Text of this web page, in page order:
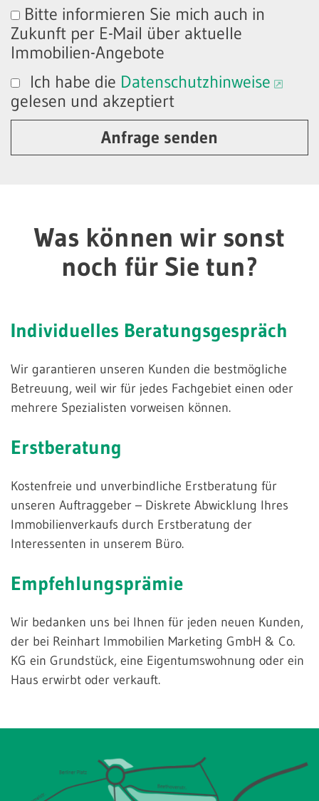
Bitte informieren Sie mich auch in
Zukunft per E-Mail über aktuelle
Immobilien-Angebote
Ich habe die Datenschutzhinweise
gelesen und akzeptiert
Anfrage senden
Was können wir sonst
noch für Sie tun?
Individuelles Beratungsgespräch
Wir garantieren unseren Kunden die bestmögliche
Betreuung, weil wir für jedes Fachgebiet einen oder
mehrere Spezialisten vorweisen können.
Erstberatung
Kostenfreie und unverbindliche Erstberatung für
unseren Auftraggeber – Diskrete Abwicklung Ihres
Immobilienverkaufs durch Erstberatung der
Interessenten in unserem Büro.
Empfehlungsprämie
Wir bedanken uns bei Ihnen für jeden neuen Kunden,
der bei Reinhart Immobilien Marketing GmbH & Co.
KG ein Grundstück, eine Eigentumswohnung oder ein
Haus erwirbt oder verkauft.